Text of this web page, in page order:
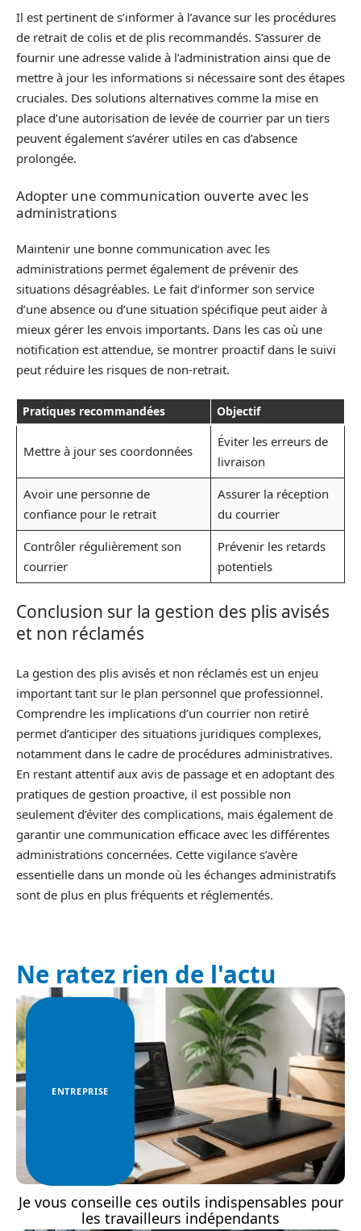
Il est pertinent de s’informer à l’avance sur les procédures
de retrait de colis et de plis recommandés. S’assurer de
fournir une adresse valide à l’administration ainsi que de
mettre à jour les informations si nécessaire sont des étapes
cruciales. Des solutions alternatives comme la mise en
place d’une autorisation de levée de courrier par un tiers
peuvent également s’avérer utiles en cas d’absence
prolongée.
Adopter une communication ouverte avec les
administrations
Maintenir une bonne communication avec les
administrations permet également de prévenir des
situations désagréables. Le fait d’informer son service
d’une absence ou d’une situation spécifique peut aider à
mieux gérer les envois importants. Dans les cas où une
notification est attendue, se montrer proactif dans le suivi
peut réduire les risques de non-retrait.
Pratiques recommandées Objectif
Mettre à jour ses coordonnées
Éviter les erreurs de
livraison
Avoir une personne de
confiance pour le retrait
Assurer la réception
du courrier
Contrôler régulièrement son
courrier
Prévenir les retards
potentiels
Conclusion sur la gestion des plis avisés
et non réclamés
La gestion des plis avisés et non réclamés est un enjeu
important tant sur le plan personnel que professionnel.
Comprendre les implications d’un courrier non retiré
permet d’anticiper des situations juridiques complexes,
notamment dans le cadre de procédures administratives.
En restant attentif aux avis de passage et en adoptant des
pratiques de gestion proactive, il est possible non
seulement d’éviter des complications, mais également de
garantir une communication efficace avec les différentes
administrations concernées. Cette vigilance s’avère
essentielle dans un monde où les échanges administratifs
sont de plus en plus fréquents et réglementés.
Ne ratez rien de l'actu
ENTREPRISE
Je vous conseille ces outils indispensables pour
les travailleurs indépendants